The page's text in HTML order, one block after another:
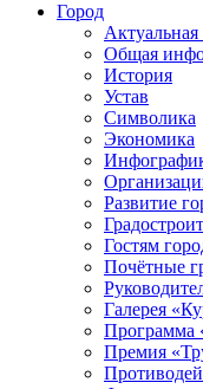
Город
Общая
История
Устав
Символика
Экономика
Развитие
Гостям
Почётные
Галерея
Программа
Премия